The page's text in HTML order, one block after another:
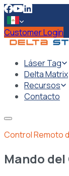
Customer Login
Láser Tag
Delta Matrix
Recursos
Contacto
Control Remoto
Mando